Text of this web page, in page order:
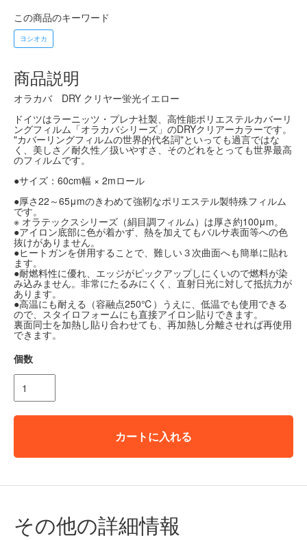
この商品のキーワード
ヨシオカ
商品説明
オラカバ DRY クリヤー蛍光イエロー
ドイツはラーニッツ・プレナ社製、高性能ポリエステルカバーリ
ングフィルム「オラカバシリーズ」のDRYクリアーカラーです。
"カバーリングフィルムの世界的代名詞"といっても過言ではな
く、美しさ／耐久性／扱いやすさ、そのどれをとっても世界最高
のフィルムです。
●サイズ：60cm幅 × 2mロール
●厚さ22～65μmのきわめて強靭なポリエステル製特殊フィルム
です。
※ オラテックスシリーズ（絹目調フィルム）は厚さ約100μm。
●アイロン底部に色が着かず、熱を加えてもバルサ表面等への色
抜けがありません。
●ヒートガンを併用することで、難しい３次曲面へも簡単に貼れ
ます。
●耐燃料性に優れ、エッジがピックアップしにくいので燃料が染
み込みません。非常にたるみにくく、直射日光に対して抵抗力が
あります。
●高温にも耐える（容融点250℃）うえに、低温でも使用できる
ので、スタイロフォームにも直接アイロン貼りできます。
裏面同士を加熱し貼り合わせても、再加熱し分離させれば再使用
できます。
個数
カートに入れる
その他の詳細情報